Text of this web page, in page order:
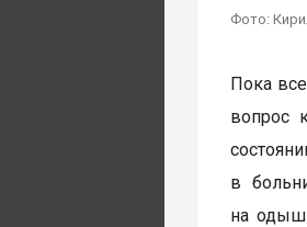
Фото:
Пока
вопрос
в
на